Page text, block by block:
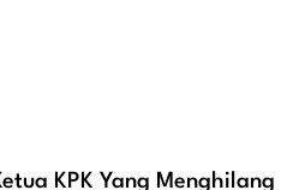
KPK Yang Menghilang